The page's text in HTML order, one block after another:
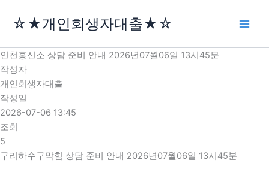
로
건
너
뛰
기
☆★개인회생자대출★☆
인천흥신소 상담 준비 안내 2026년07월06일 13시45분
작성자
개인회생자대출
작성일
2026-07-06 13:45
조회
5
구리하수구막힘 상담 준비 안내 2026년07월06일 13시45분